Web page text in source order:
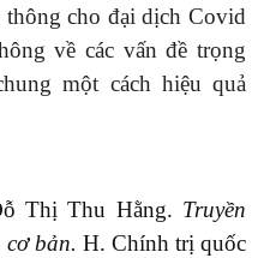
cho đại dịch Covid
về các vấn đề trọng
một cách hiệu quả
Thị Thu Hằng. Truyền
cơ bản. H. Chính trị quốc